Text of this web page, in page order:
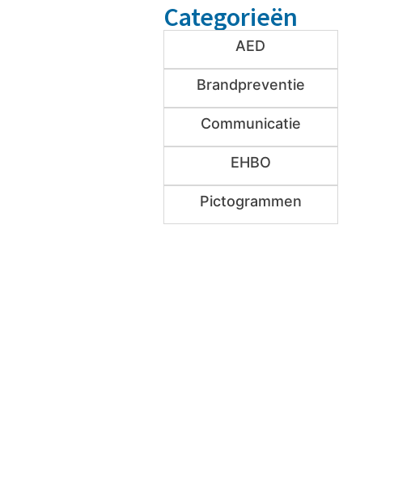
Categorieën
AED
Brandpreventie
Communicatie
EHBO
Pictogrammen